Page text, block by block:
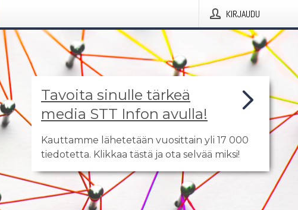
KIRJAUDU
Tavoita sinulle tärkeä
media STT Infon avulla!
Kauttamme lähetetään vuosittain yli 17 000
tiedotetta. Klikkaa tästä ja ota selvää miksi!